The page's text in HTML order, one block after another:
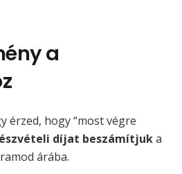
a
érzed, hogy “most végre
díjat beszámítjuka
árába.